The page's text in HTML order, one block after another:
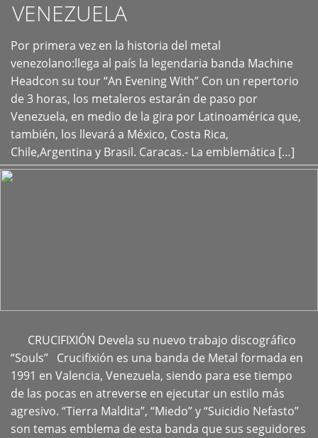
VENEZUELA
Por primera vez en la historia del metal
venezolano:llega al país la legendaria banda Machine
Headcon su tour “An Evening With” Con un repertorio
de 3 horas, los metaleros estarán de paso por
Venezuela, en medio de la gira por Latinoamérica que,
también, los llevará a México, Costa Rica,
Chile,Argentina y Brasil. Caracas.- La emblemática […]
+
CRUCIFIXIÓN Devela su nuevo trabajo discográfico
“Souls” Crucifixión es una banda de Metal formada en
1991 en Valencia, Venezuela, siendo para ese tiempo
de las pocas en atreverse en ejecutar un estilo más
agresivo. “Tierra Maldita”, “Miedo” y “Suicidio Nefasto”
son temas emblema de esta banda que sus seguidores
+